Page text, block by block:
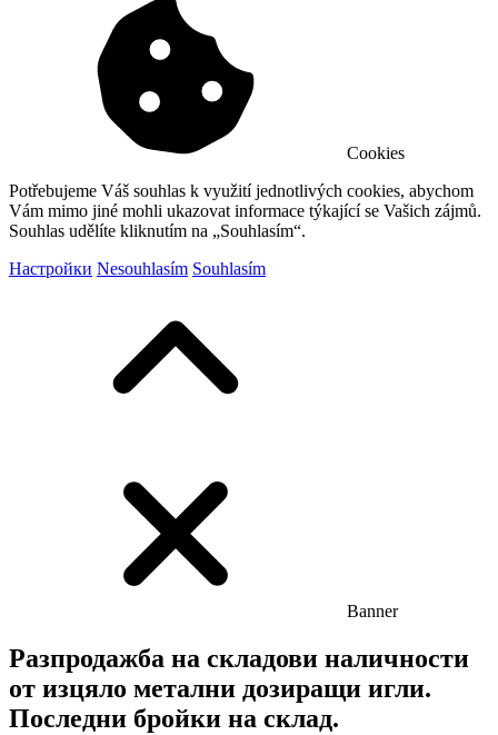
Cookies
Potřebujeme Váš souhlas k využití jednotlivých cookies, abychom
Vám mimo jiné mohli ukazovat informace týkající se Vašich zájmů.
Souhlas udělíte kliknutím na „Souhlasím“.
Настройки Nesouhlasím Souhlasím
Banner
Разпродажба на складови наличности
от изцяло метални дозиращи игли.
Последни бройки на склад.